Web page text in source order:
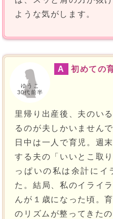
ような気がします。
ゆうこ
30代前半
A 初めての
里帰り出産後、夫のい
るのが夫しかいません
日中は一人で育児。週
する夫の「いいとこ取
っぱいの私は余計にイ
た。結局、私のイライ
んが１歳になった頃。
のリズムが整ってきた